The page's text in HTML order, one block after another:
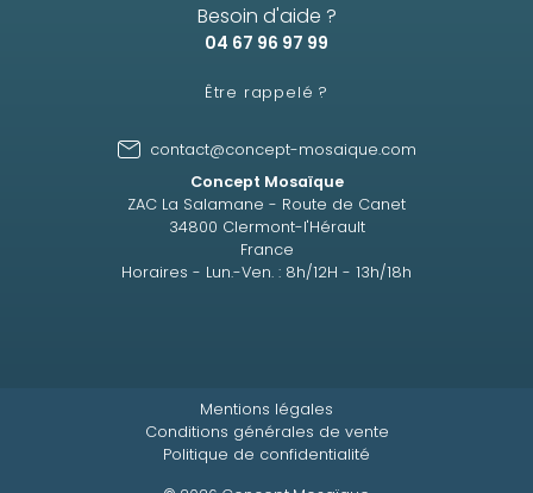
Besoin d'aide ?
04 67 96 97 99
Être rappelé ?
contact@concept-mosaique.com
Concept Mosaïque
ZAC La Salamane - Route de Canet
34800 Clermont-l'Hérault
France
Horaires - Lun.-Ven. : 8h/12H - 13h/18h
Mentions légales
Conditions générales de vente
Politique de confidentialité